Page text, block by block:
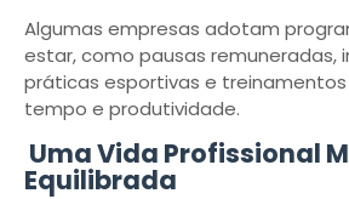
Algumas empresas adotam
estar, como pausas remuneradas,
práticas esportivas e
tempo e produtividade.
Uma Vida Profissional
Equilibrada